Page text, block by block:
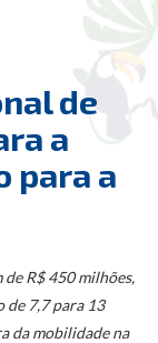
de
a
para a
R$ 450 milhões,
de 7,7 para 13
da mobilidade na